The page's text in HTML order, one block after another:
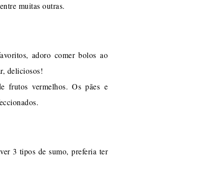
muitas outras.
adoro comer bolos ao
deliciosos!
frutos vermelhos. Os pães e
3 tipos de sumo, preferia ter